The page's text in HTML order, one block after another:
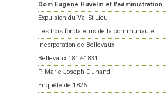
Dom Eugène Huvelin et l'administration
Expulsion du Val-St-Lieu
Les trois fondateurs de la communauté
Incorporation de Bellevaux
Bellevaux 1817-1831
P. Marie-Joseph Dunand
Enquête de 1826